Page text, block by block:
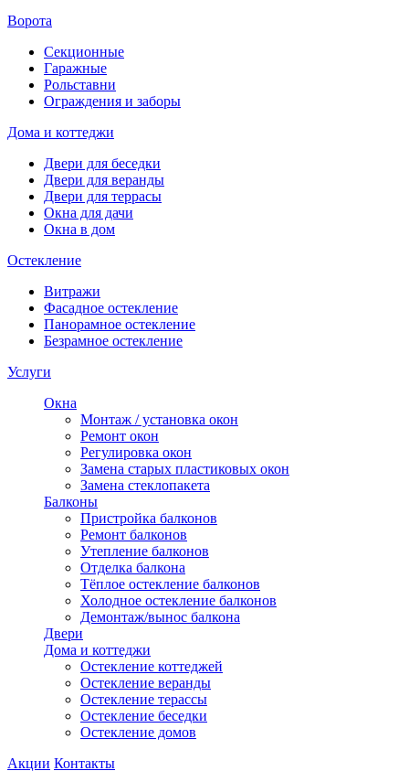
Ворота
Секционные
Гаражные
Рольставни
Ограждения и заборы
Дома и коттеджи
Двери для беседки
Двери для веранды
Двери для террасы
Окна для дачи
Окна в дом
Остекление
Витражи
Фасадное остекление
Панорамное остекление
Безрамное остекление
Услуги
Окна
Монтаж / установка окон
Ремонт окон
Регулировка окон
Замена старых пластиковых окон
Замена стеклопакета
Балконы
Пристройка балконов
Ремонт балконов
Утепление балконов
Отделка балкона
Тёплое остекление балконов
Холодное остекление балконов
Демонтаж/вынос балкона
Двери
Дома и коттеджи
Остекление коттеджей
Остекление веранды
Остекление терассы
Остекление беседки
Остекление домов
Акции Контакты